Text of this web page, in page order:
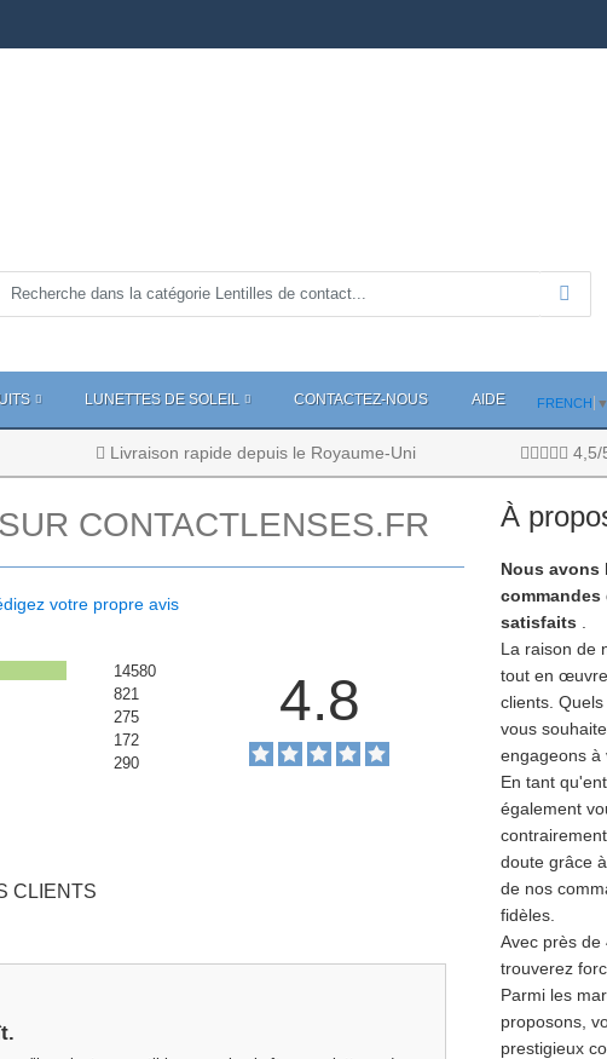
LUNETTES DE SOLEIL CONTACTEZ-NOUS AIDE FRENCH ▼
Livraison rapide depuis le Royaume-Uni 4,5/
SUR CONTACTLENSES.FR
votre propre avis
14580
821
275
172
290
4.8
CLIENTS
À
Nous avons
satisfaits
La raison de
tout en
clients.
vous
engageons à
En tant
également
doute grâce
de nos
fidèles.
Avec près de
trouverez
Parmi les
proposons,
prestigieux